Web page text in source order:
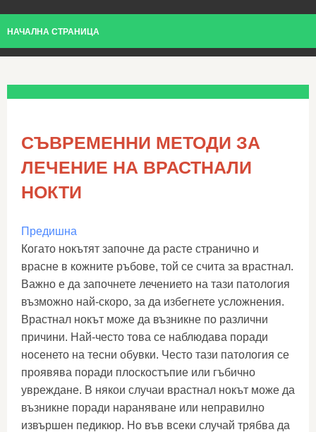
НАЧАЛНА СТРАНИЦА
СЪВРЕМЕННИ МЕТОДИ ЗА
ЛЕЧЕНИЕ НА ВРАСТНАЛИ
НОКТИ
Предишна
Когато нокътят започне да расте странично и
врасне в кожните ръбове, той се счита за врастнал.
Важно е да започнете лечението на тази патология
възможно най-скоро, за да избегнете усложнения.
Врастнал нокът може да възникне по различни
причини. Най-често това се наблюдава поради
носенето на тесни обувки. Често тази патология се
проявява поради плоскостъпие или гъбично
увреждане. В някои случаи врастнал нокът може да
възникне поради нараняване или неправилно
извършен педикюр. Но във всеки случай трябва да